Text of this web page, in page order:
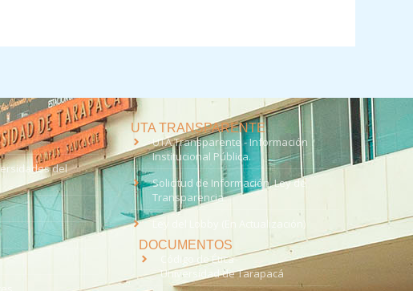
del
UTA TRANSPARENTE
UTA Transparente - Información
Institucional Pública.
Solicitud de Información, Ley de
Transparencia
Ley del Lobby (En Actualización)
DOCUMENTOS
Código de Ética
Universidad de Tarapacá